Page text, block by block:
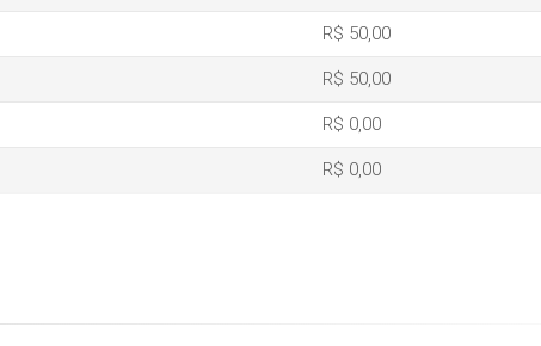
R$ 50,00
R$ 50,00
R$ 0,00
R$ 0,00